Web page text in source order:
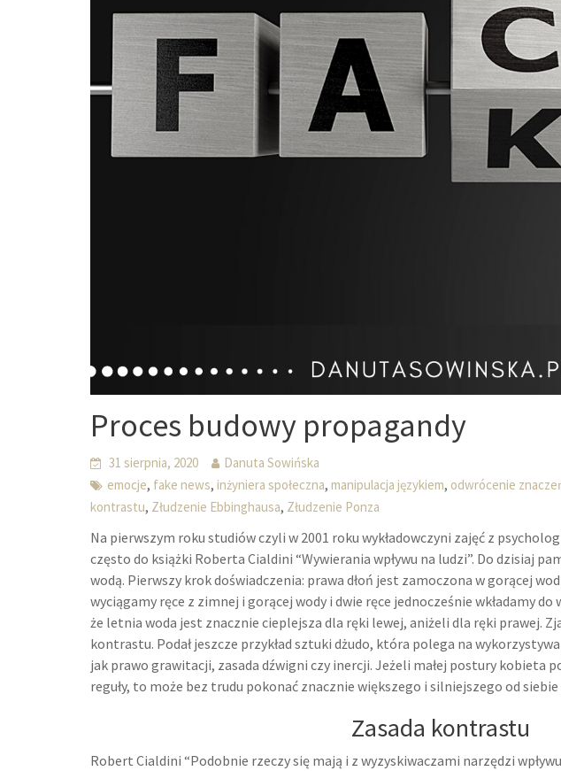
Proces budowy propagandy
31 sierpnia, 2020
Danuta Sowińska
emocje, fake news, inżyniera społeczna, manipulacja językiem, odwrócenie
kontrastu, Złudzenie Ebbinghausa, Złudzenie Ponza
Na pierwszym roku studiów czyli w 2001 roku wykładowczyni zajęć z
często do książki Roberta Cialdini “Wywierania wpływu na ludzi”. Do dzisiaj
wodą. Pierwszy krok doświadczenia: prawa dłoń jest zamoczona w gorącej
wyciągamy ręce z zimnej i gorącej wody i dwie ręce jednocześnie wkładamy
że letnia woda jest znacznie cieplejsza dla ręki lewej, aniżeli dla ręki prawej.
kontrastu. Podał jeszcze przykład sztuki dżudo, która polega na
jak prawo grawitacji, zasada dźwigni czy inercji. Jeżeli małej postury kobieta
reguły, to może bez trudu pokonać znacznie większego i silniejszego od
Zasada kontrastu
Robert Cialdini “Podobnie rzeczy się mają i z wyzyskiwaczami narzędzi